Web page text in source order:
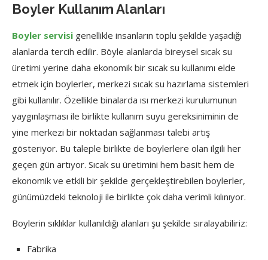
Boyler Kullanım Alanları
Boyler servisi genellikle insanların toplu şekilde yaşadığı
alanlarda tercih edilir. Böyle alanlarda bireysel sıcak su
üretimi yerine daha ekonomik bir sıcak su kullanımı elde
etmek için boylerler, merkezi sıcak su hazırlama sistemleri
gibi kullanılır. Özellikle binalarda ısı merkezi kurulumunun
yaygınlaşması ile birlikte kullanım suyu gereksiniminin de
yine merkezi bir noktadan sağlanması talebi artış
gösteriyor. Bu taleple birlikte de boylerlere olan ilgili her
geçen gün artıyor. Sıcak su üretimini hem basit hem de
ekonomik ve etkili bir şekilde gerçekleştirebilen boylerler,
günümüzdeki teknoloji ile birlikte çok daha verimli kılınıyor.
Boylerin sıklıklar kullanıldığı alanları şu şekilde sıralayabiliriz:
Fabrika